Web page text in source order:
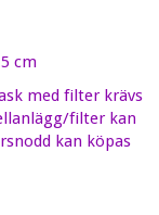
cm
med filter krävs
filter kan
kan köpas